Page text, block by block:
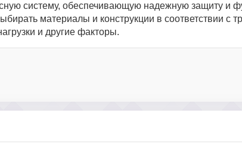
систему, обеспечивающую надежную защиту и
материалы и конструкции в соответствии с
и другие факторы.